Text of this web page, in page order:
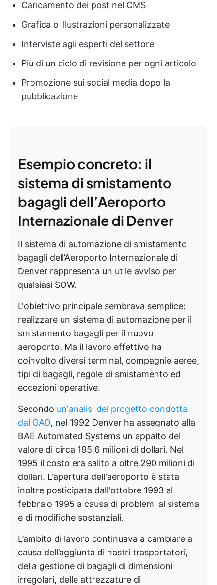
Caricamento dei post nel CMS
Grafica o illustrazioni personalizzate
Interviste agli esperti del settore
Più di un ciclo di revisione per ogni articolo
Promozione sui social media dopo la
pubblicazione
Esempio concreto: il
sistema di smistamento
bagagli dell’Aeroporto
Internazionale di Denver
Il sistema di automazione di smistamento
bagagli dell’Aeroporto Internazionale di
Denver rappresenta un utile avviso per
qualsiasi SOW.
L'obiettivo principale sembrava semplice:
realizzare un sistema di automazione per il
smistamento bagagli per il nuovo
aeroporto. Ma il lavoro effettivo ha
coinvolto diversi terminal, compagnie aeree,
tipi di bagagli, regole di smistamento ed
eccezioni operative.
Secondo un'analisi del progetto condotta
dal GAO, nel 1992 Denver ha assegnato alla
BAE Automated Systems un appalto del
valore di circa 195,6 milioni di dollari. Nel
1995 il costo era salito a oltre 290 milioni di
dollari. L'apertura dell'aeroporto è stata
inoltre posticipata dall'ottobre 1993 al
febbraio 1995 a causa di problemi al sistema
e di modifiche sostanziali.
L’ambito di lavoro continuava a cambiare a
causa dell’aggiunta di nastri trasportatori,
della gestione di bagagli di dimensioni
irregolari, delle attrezzature di